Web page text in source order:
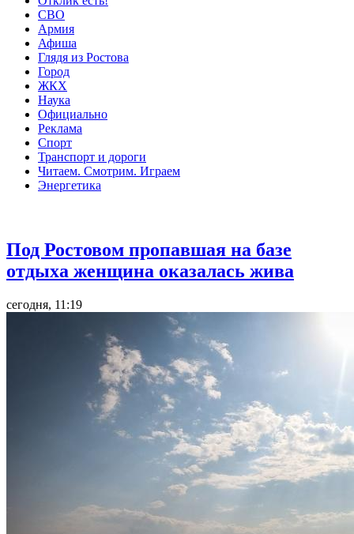
СВО
Армия
Афиша
Глядя из Ростова
Город
ЖКХ
Наука
Официально
Реклама
Спорт
Транспорт и дороги
Читаем. Смотрим. Играем
Энергетика
Под Ростовом пропавшая на базе
отдыха женщина оказалась жива
сегодня, 11:19